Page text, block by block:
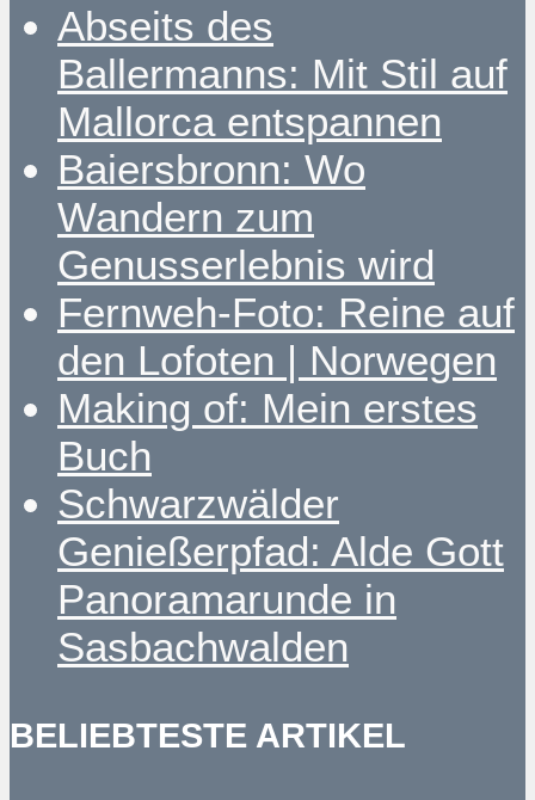
Abseits des
Ballermanns: Mit Stil auf
Mallorca entspannen
Baiersbronn: Wo
Wandern zum
Genusserlebnis wird
Fernweh-Foto: Reine auf
den Lofoten | Norwegen
Making of: Mein erstes
Buch
Schwarzwälder
Genießerpfad: Alde Gott
Panoramarunde in
Sasbachwalden
BELIEBTESTE ARTIKEL